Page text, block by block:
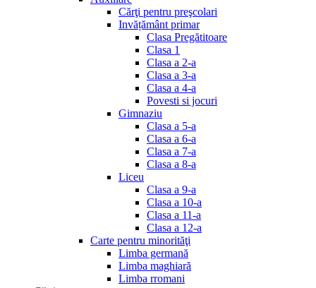
Cărţi pentru preşcolari
Invățământ primar
Clasa Pregătitoare
Clasa 1
Clasa a 2-a
Clasa a 3-a
Clasa a 4-a
Povesti si jocuri
Gimnaziu
Clasa a 5-a
Clasa a 6-a
Clasa a 7-a
Clasa a 8-a
Liceu
Clasa a 9-a
Clasa a 10-a
Clasa a 11-a
Clasa a 12-a
Carte pentru minorităţi
Limba germană
Limba maghiară
Limba rromani